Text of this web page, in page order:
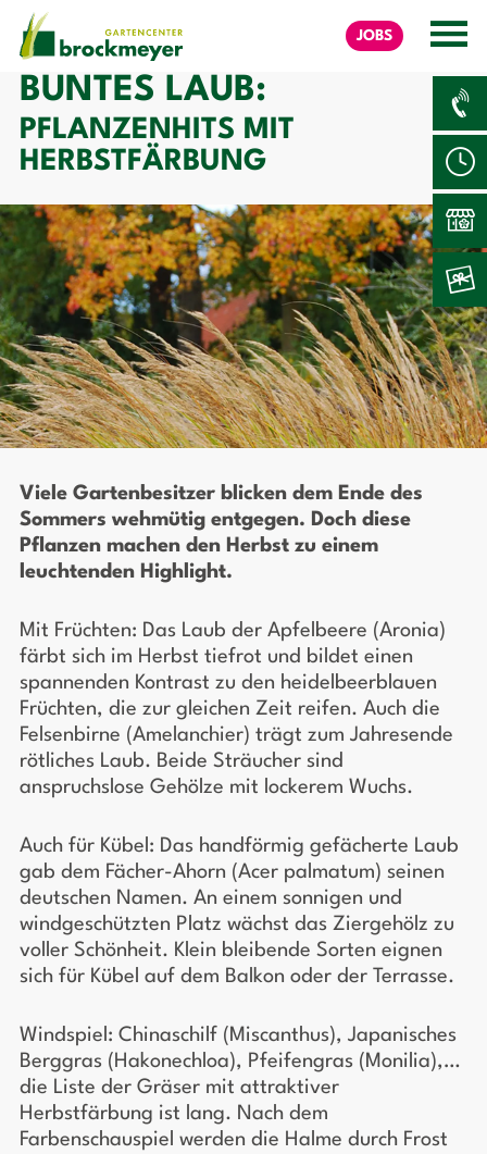
JOBS
BUNTES LAUB:
PFLANZENHITS MIT
HERBSTFÄRBUNG
Viele Gartenbesitzer blicken dem Ende des
Sommers wehmütig entgegen. Doch diese
Pflanzen machen den Herbst zu einem
leuchtenden Highlight.
Mit Früchten: Das Laub der Apfelbeere (Aronia)
färbt sich im Herbst tiefrot und bildet einen
spannenden Kontrast zu den heidelbeerblauen
Früchten, die zur gleichen Zeit reifen. Auch die
Felsenbirne (Amelanchier) trägt zum Jahresende
rötliches Laub. Beide Sträucher sind
anspruchslose Gehölze mit lockerem Wuchs.
Auch für Kübel: Das handförmig gefächerte Laub
gab dem Fächer-Ahorn (Acer palmatum) seinen
deutschen Namen. An einem sonnigen und
windgeschützten Platz wächst das Ziergehölz zu
voller Schönheit. Klein bleibende Sorten eignen
sich für Kübel auf dem Balkon oder der Terrasse.
Windspiel: Chinaschilf (Miscanthus), Japanisches
Berggras (Hakonechloa), Pfeifengras (Monilia),…
die Liste der Gräser mit attraktiver
Herbstfärbung ist lang. Nach dem
Farbenschauspiel werden die Halme durch Frost